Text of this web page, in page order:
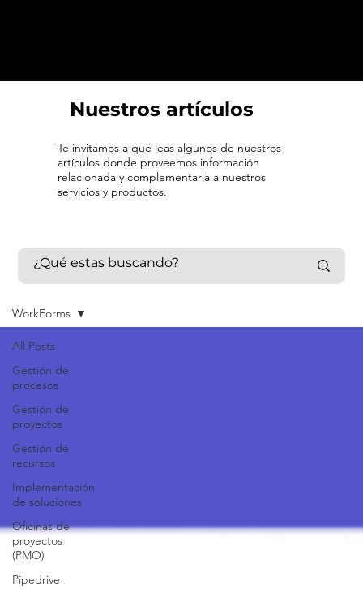
Nuestros artículos
Te invitamos a que leas algunos de nuestros
artículos donde proveemos información
relacionada y complementaria a nuestros
servicios y productos.
All Posts
Gestión de
procesos
Gestión de
proyectos
Gestión de
recursos
Implementación
de soluciones
Oficinas de
proyectos
(PMO)
Pipedrive
WorkForms